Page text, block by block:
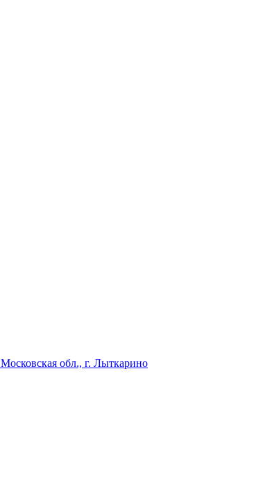
Московская обл., г. Лыткарино